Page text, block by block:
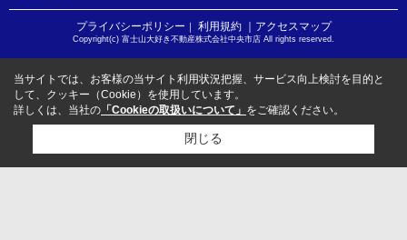
プライバシーポリシー 利用規約 ｜アクセスマップ
Copyright(c) 富士山大好き不動産株式会社中央市店 All rights reserved.
当サイトでは、お客様の当サイト利用状況把握、サービス向上検討を目的と
して、クッキー（Cookie）を使用しています。
詳しくは、当社の 「Cookieの取扱いについて」 をご確認ください。
閉じる